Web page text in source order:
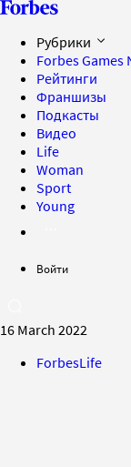
Рубрики
Forbes Games
Рейтинги
Франшизы
Подкасты
Видео
Life
Woman
Sport
Young
Войти
16 March 2022
ForbesLife